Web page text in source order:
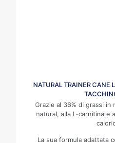
NATURAL TRAINER CANE
Grazie al 36% di grassi in
natural, alla L-carnitina e
La sua formula adattata